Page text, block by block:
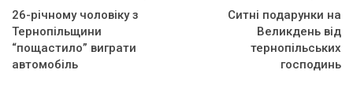
26-річному чоловіку з
Тернопільщини
“пощастило” виграти
автомобіль
Ситні подарунки на
Великдень від
тернопільських
господинь